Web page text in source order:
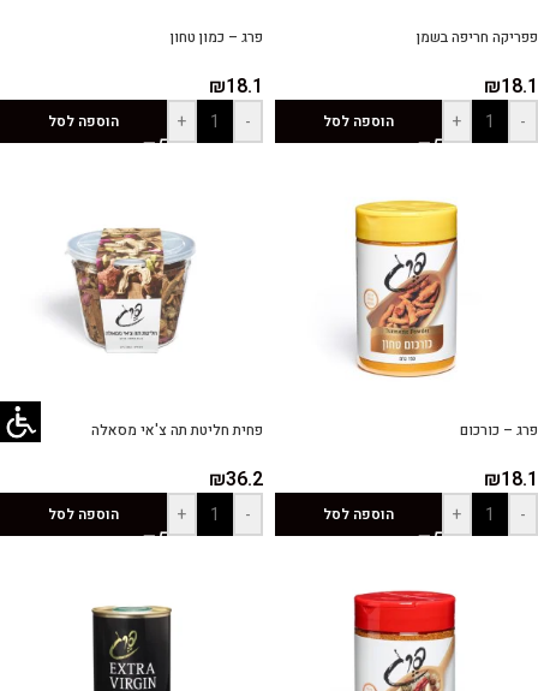
פפריקה חריפה בשמן
₪18.1
-
+ הוספה לסל
פרג – כמון טחון
₪18.1
-
+ הוספה לסל
פרג – כורכום
₪18.1
-
+ הוספה לסל
פחית חליטת תה צ'אי מסאלה
₪36.2
-
+ הוספה לסל